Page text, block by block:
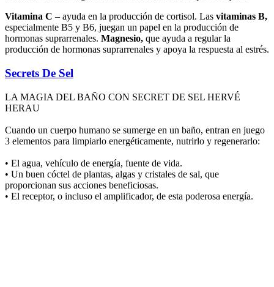
Vitamina C – ayuda en la producción de cortisol. Las vitaminas B,
especialmente B5 y B6, juegan un papel en la producción de
hormonas suprarrenales. Magnesio, que ayuda a regular la
producción de hormonas suprarrenales y apoya la respuesta al estrés.
Secrets De Sel
LA MAGIA DEL BAÑO CON SECRET DE SEL HERVÉ
HERAU
Cuando un cuerpo humano se sumerge en un baño, entran en juego
3 elementos para limpiarlo energéticamente, nutrirlo y regenerarlo:
• El agua, vehículo de energía, fuente de vida.
• Un buen cóctel de plantas, algas y cristales de sal, que
proporcionan sus acciones beneficiosas.
• El receptor, o incluso el amplificador, de esta poderosa energía.